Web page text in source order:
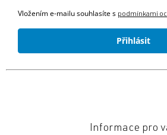
Vložením e-mailu souhlasíte s podmínkami
Přihlásit
Informace pro